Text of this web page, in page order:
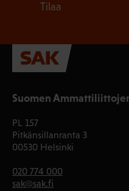
Suomen
PL 157
Pitkänsillanranta 3
00530 Helsinki
020 774 000
sak@sak.fi
Tilaa